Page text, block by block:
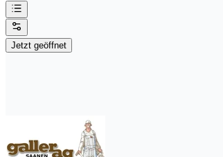
Jetzt geöffnet